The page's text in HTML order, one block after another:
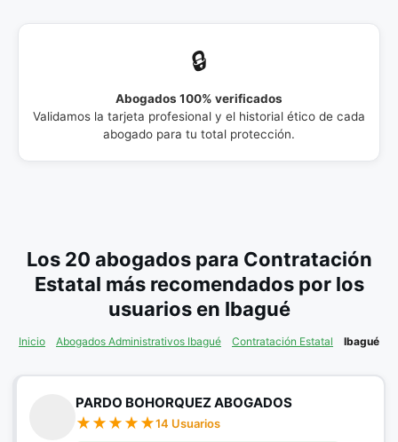
🔒
Abogados 100% verificados
Validamos la tarjeta profesional y el historial ético de cada
abogado para tu total protección.
Los 20 abogados para Contratación
Estatal más recomendados por los
usuarios en Ibagué
Inicio Abogados Administrativos Ibagué Contratación Estatal Ibagué
PARDO BOHORQUEZ ABOGADOS
14 Usuarios